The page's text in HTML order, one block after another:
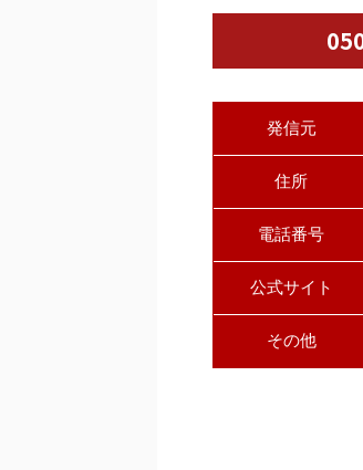
発信元
住所
電話番号
公式サイト
その他